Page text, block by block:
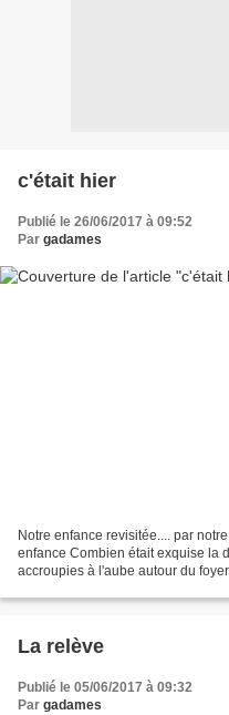
c'était hier
Publié le 26/06/2017 à 09:52
Par gadames
Notre enfance revisitée.... par
enfance Combien était exquise la
accroupies à l'aube autour du
La relève
Publié le 05/06/2017 à 09:32
Par gadames